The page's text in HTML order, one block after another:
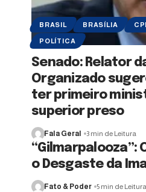
BRASIL BRASÍLIA
POLÍTICA
Senado: Relator
Organizado
ter primeiro
superior preso
Fala Geral 3 min de Leitura
“Gilmarpalooza”:
o Desgaste da
Fato & Poder 5 min de Leitura